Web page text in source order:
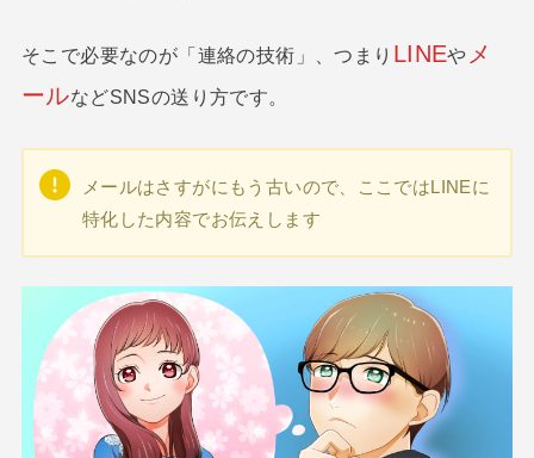
そこで必要なのが「連絡の技術」、つまり LINEや メ
ールなどSNSの送り方です。
メールはさすがにもう古いので、ここではLINEに
特化した内容でお伝えします